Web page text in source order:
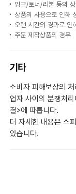
잉크/토너/리본 등의
상품의 사용으로 인해
오랜 시간의 경과로 인
주문 제작상품의 경우
기타
소비자 피해보상의
업자 사이의 분쟁처
결>에 따릅니다.
더 자세한 내용은 스
있습니다.